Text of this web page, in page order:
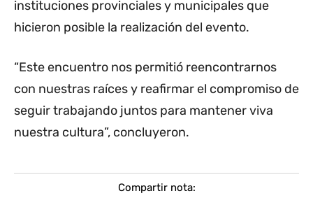
instituciones provinciales y municipales que
hicieron posible la realización del evento.
“Este encuentro nos permitió reencontrarnos
con nuestras raíces y reafirmar el compromiso de
seguir trabajando juntos para mantener viva
nuestra cultura”, concluyeron.
Compartir nota: